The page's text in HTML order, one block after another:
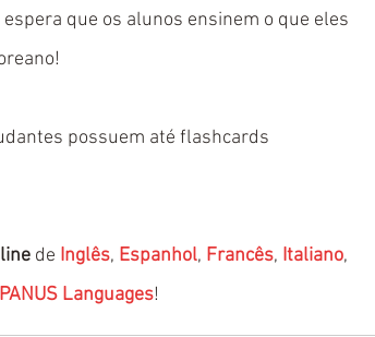
que os alunos ensinem o que eles
possuem até flashcards
de Inglês, Espanhol, Francês, Italiano,
Languages!